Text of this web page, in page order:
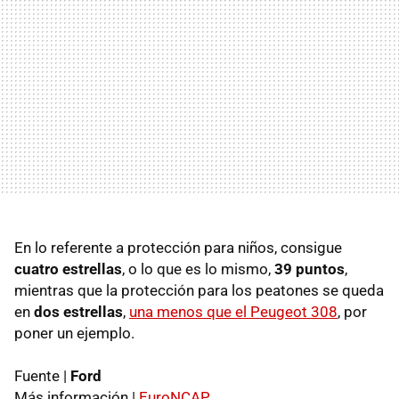
En lo referente a protección para niños, consigue
cuatro estrellas, o lo que es lo mismo, 39 puntos,
mientras que la protección para los peatones se queda
en dos estrellas, una menos que el Peugeot 308, por
poner un ejemplo.
Fuente | Ford